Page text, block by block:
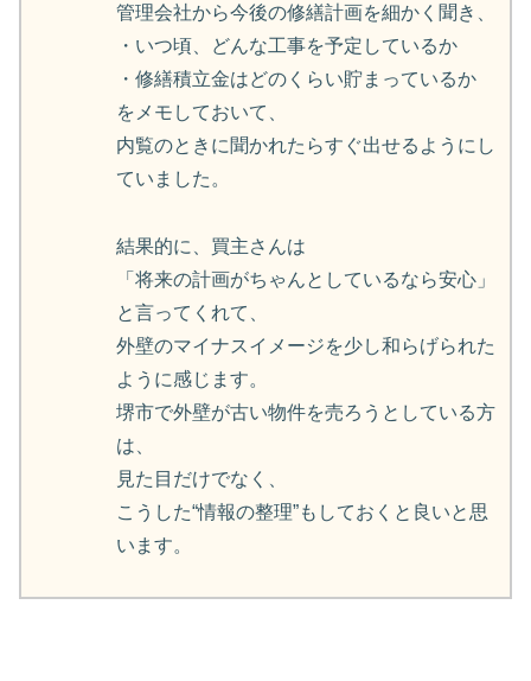
管理会社から今後の修繕計画を細かく聞き、
・いつ頃、どんな工事を予定しているか
・修繕積立金はどのくらい貯まっているか
をメモしておいて、
内覧のときに聞かれたらすぐ出せるようにし
ていました。
結果的に、買主さんは
「将来の計画がちゃんとしているなら安心」
と言ってくれて、
外壁のマイナスイメージを少し和らげられた
ように感じます。
堺市で外壁が古い物件を売ろうとしている方
は、
見た目だけでなく、
こうした“情報の整理”もしておくと良いと思
います。